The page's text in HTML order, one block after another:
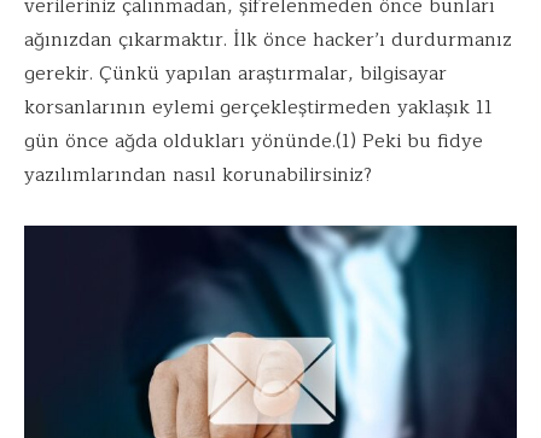
ağınızdan çıkarmaktır. İlk önce hacker’ı durdurmanız
gerekir. Çünkü yapılan araştırmalar, bilgisayar
korsanlarının eylemi gerçekleştirmeden yaklaşık 11
gün önce ağda oldukları yönünde.(1) Peki bu fidye
yazılımlarından nasıl korunabilirsiniz?